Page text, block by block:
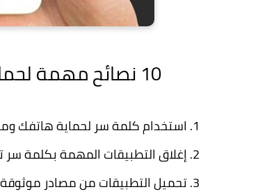
10 نصائح مهمة لحماية بيانات هاتفك من الأختراق والتجسس
استخدام كلمة سر لحماية هاتفك
إغلاق التطبيقات المهمة بكلمة
تحميل التطبيقات من مصادر موثوقة